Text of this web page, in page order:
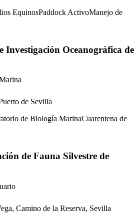
EquinosPaddock ActivoManejo de
Investigación Oceanográfica de
de Sevilla
de Biología MarinaCuarentena de
de Fauna Silvestre de
Camino de la Reserva, Sevilla